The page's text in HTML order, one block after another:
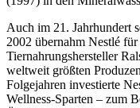
Auch im 21. Jahrhundert
2002 übernahm Nestlé
Tiernahrungshersteller
weltweit größten
Folgejahren investierte
Wellness-Sparten – zum